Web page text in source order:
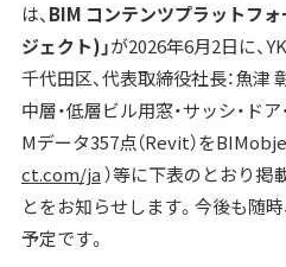
は、 BIM コンテンツプラットフ
ジェクト)」が2026年6月2日に、
千代田区、代表取締役社長：魚津
中層・低層ビル用窓・サッシ・ド
Mデータ357点（Revit）を
ct.com/ja）等に下表のとおり掲
とをお知らせします。今後も随
予定です。